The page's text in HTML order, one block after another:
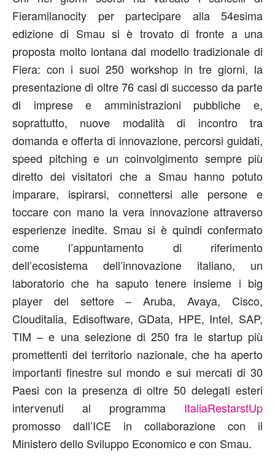
Fieramilanocity per partecipare alla 54esima
edizione di Smau si è trovato di fronte a una
proposta molto lontana dal modello tradizionale di
Fiera: con i suoi 250 workshop in tre giorni, la
presentazione di oltre 76 casi di successo da parte
di imprese e amministrazioni pubbliche e,
soprattutto, nuove modalità di incontro tra
domanda e offerta di innovazione, percorsi guidati,
speed pitching e un coinvolgimento sempre più
diretto dei visitatori che a Smau hanno potuto
imparare, ispirarsi, connettersi alle persone e
toccare con mano la vera innovazione attraverso
esperienze inedite. Smau si è quindi confermato
come l’appuntamento di riferimento
dell’ecosistema dell’innovazione italiano, un
laboratorio che ha saputo tenere insieme i big
player del settore – Aruba, Avaya, Cisco,
Clouditalia, Edisoftware, GData, HPE, Intel, SAP,
TIM – e una selezione di 250 fra le startup più
promettenti del territorio nazionale, che ha aperto
importanti finestre sul mondo e sui mercati di 30
Paesi con la presenza di oltre 50 delegati esteri
intervenuti al programma ItaliaRestarstUp
promosso dall’ICE in collaborazione con il
Ministero dello Sviluppo Economico e con Smau.